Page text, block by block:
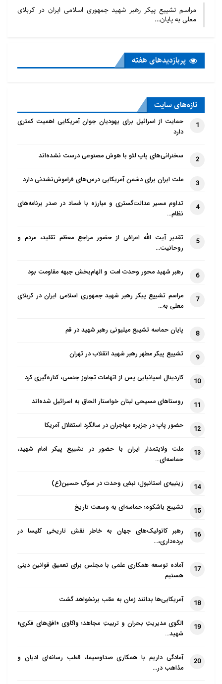
مراسم تشییع پیکر رهبر شهید جمهوری اسلامی ایران در کربلای
معلی به پایان…
پربازدید‌های هفته
تازه‌‌های سایت
1
حمایت از اسرائیل برای یهودیان جوان آمریکایی اهمیت کمتری
دارد
2 سخنرانی‌های پاپ لئو با هوش مصنوعی درست نشده‌اند
3 ملت ایران برای دشمن آمریکایی درس‌های فراموش‌نشدنی دارد
4
تداوم مسیر عدالت‌گستری و مبارزه با فساد در صدر برنامه‌های
نظام…
5
تقدیر آیت الله اعرافی از حضور مراجع معظم تقلید، مردم و
روحانیت…
6 رهبر شهید محور وحدت امت و الهام‌بخش جبهه مقاومت بود
7
مراسم تشییع پیکر رهبر شهید جمهوری اسلامی ایران در کربلای
معلی به…
8 پایان حماسه تشییع میلیونی رهبر شهید در قم
9 تشییع پیکر مطهر رهبر شهید انقلاب در تهران
10 کاردینال اسپانیایی پس از اتهامات تجاوز جنسی، کناره‌گیری کرد
11 روستاهای مسیحی لبنان خواستار الحاق به اسرائیل شده‌اند
12 حضور پاپ در جزیره مهاجران در سالگرد استقلال آمریکا
13
ملت ولایتمدار ایران با حضور در تشییع پیکر امام شهید،
حماسه‌ای…
14 زینبیه‌ی استانبول؛ نبضِ وحدت در سوگِ حسین(ع)
15 تشییع باشکوه؛ حماسه‌ای به وسعت تاریخ
16
رهبر کاتولیک‌های جهان به خاطر نقش تاریخی کلیسا در
برده‌داری،…
17
آماده توسعه همکاری علمی با مجلس برای تعمیق قوانین دینی
هستیم
18 آمریکایی‌ها بدانند زمان به عقب برنخواهد گشت
19
الگوی مدیریتِ بحران و تربیتِ مجاهد؛ واکاوی «افق‌های فکری»
شهید…
20
آمادگی داریم با همکاری صداوسیما، قطب رسانه‌ای ادیان و
مذاهب در…